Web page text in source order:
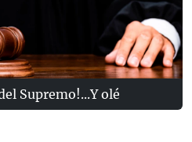
Supremo!...Y olé